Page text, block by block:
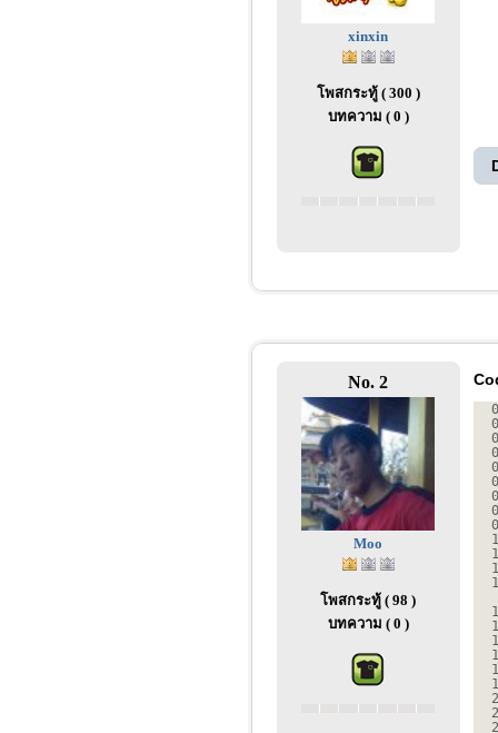
xinxin
โพสกระทู้ ( 300 )
บทความ ( 0 )
No. 2
Moo
โพสกระทู้ ( 98 )
บทความ ( 0 )